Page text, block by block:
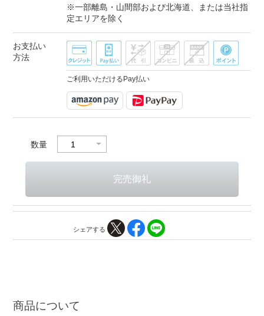
※一部離島・山間部および北海道、または当社指
定エリアを除く
お支払い
方法
ご利用いただけるPay払い
数量
シェアする
商品について